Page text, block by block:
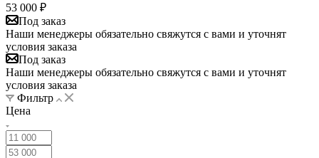
53 000 ₽
Под заказ
Наши менеджеры обязательно свяжутся с вами и уточнят
условия заказа
Под заказ
Наши менеджеры обязательно свяжутся с вами и уточнят
условия заказа
Фильтр
Цена